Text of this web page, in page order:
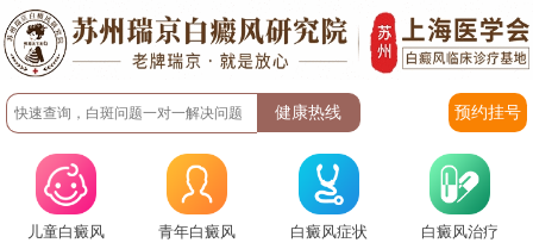
预约挂号
儿童白癜风 青年白癜风 白癜风症状 白癜风治疗